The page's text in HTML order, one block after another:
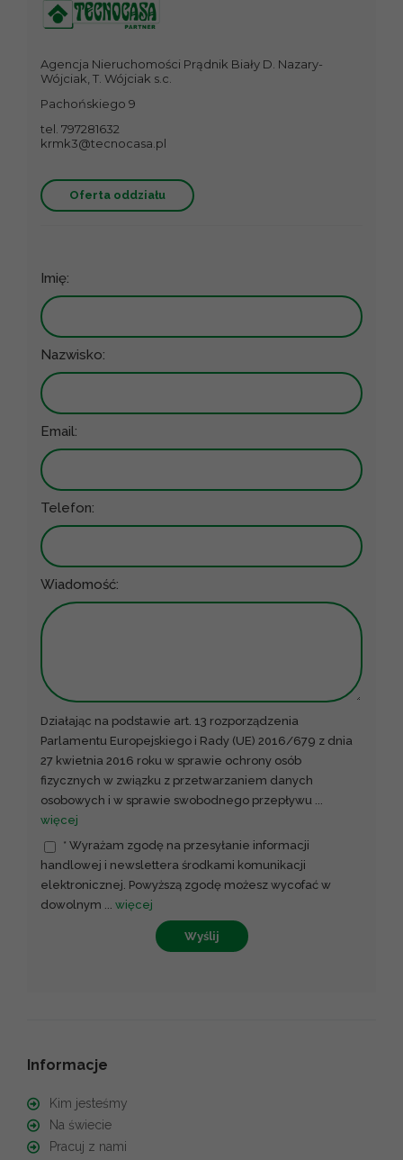
Agencja Nieruchomości Prądnik Biały D. Nazary-
Wójciak, T. Wójciak s.c.
Pachońskiego 9
tel. 797281632
krmk3@tecnocasa.pl
Oferta oddziału
Imię:
Nazwisko:
Email:
Telefon:
Wiadomość:
Działając na podstawie art. 13 rozporządzenia
Parlamentu Europejskiego i Rady (UE) 2016/679 z dnia
27 kwietnia 2016 roku w sprawie ochrony osób
fizycznych w związku z przetwarzaniem danych
osobowych i w sprawie swobodnego przepływu ...
więcej
* Wyrażam zgodę na przesyłanie informacji
handlowej i newslettera środkami komunikacji
elektronicznej. Powyższą zgodę możesz wycofać w
dowolnym ... więcej
Wyślij
Informacje
Kim jesteśmy
Na świecie
Pracuj z nami